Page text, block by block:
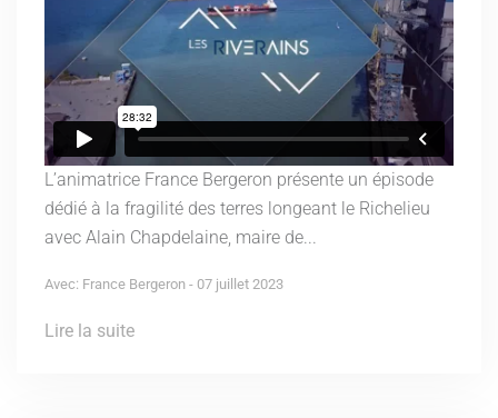
L’animatrice France Bergeron présente un épisode
dédié à la fragilité des terres longeant le Richelieu
avec Alain Chapdelaine, maire de...
Avec: France Bergeron - 07 juillet 2023
Lire la suite